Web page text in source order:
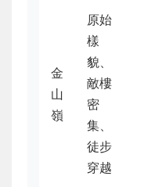
金
山
嶺
原始
樣
貌、
敵樓
密
集、
徒步
穿越